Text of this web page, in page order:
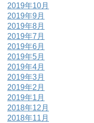
2019年10月
2019年9月
2019年8月
2019年7月
2019年6月
2019年5月
2019年4月
2019年3月
2019年2月
2019年1月
2018年12月
2018年11月